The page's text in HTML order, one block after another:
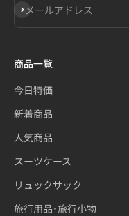
メールアドレス
登録
商品一覧
今日特価
新着商品
人気商品
スーツケース
リュックサック
旅行用品･旅行小物